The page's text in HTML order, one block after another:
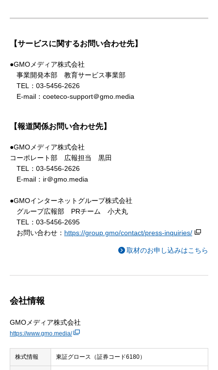
【サービスに関するお問い合わせ先】
●GMOメディア株式会社
事業開発本部 教育サービス事業部
TEL：03-5456-2626
E-mail：coeteco-support＠gmo.media
【報道関係お問い合わせ先】
●GMOメディア株式会社
コーポレート部 広報担当 黒田
TEL：03-5456-2626
E-mail：ir＠gmo.media
●GMOインターネットグループ株式会社
グループ広報部 PRチーム 小犬丸
TEL：03-5456-2695
お問い合わせ： https://group.gmo/contact/press-inquiries/
取材のお申し込みはこちら
会社情報
GMOメディア株式会社
https://www.gmo.media/
株式情報 東証グロース（証券コード6180）